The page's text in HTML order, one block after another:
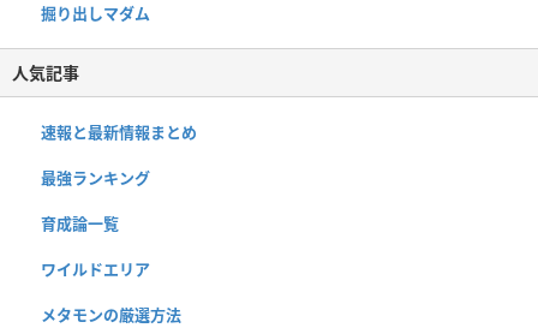
掘り出しマダム
人気記事
速報と最新情報まとめ
最強ランキング
育成論一覧
ワイルドエリア
メタモンの厳選方法